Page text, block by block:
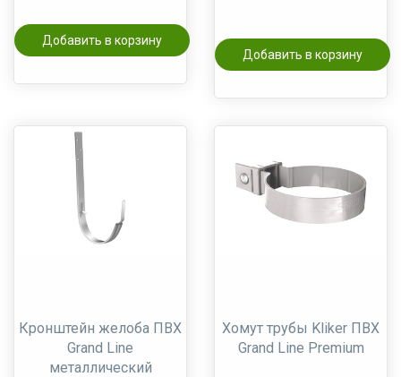
Добавить в корзину
Добавить в корзину
Кронштейн желоба ПВХ
Grand Line
металлический
Хомут трубы Kliker ПВХ
Grand Line Premium